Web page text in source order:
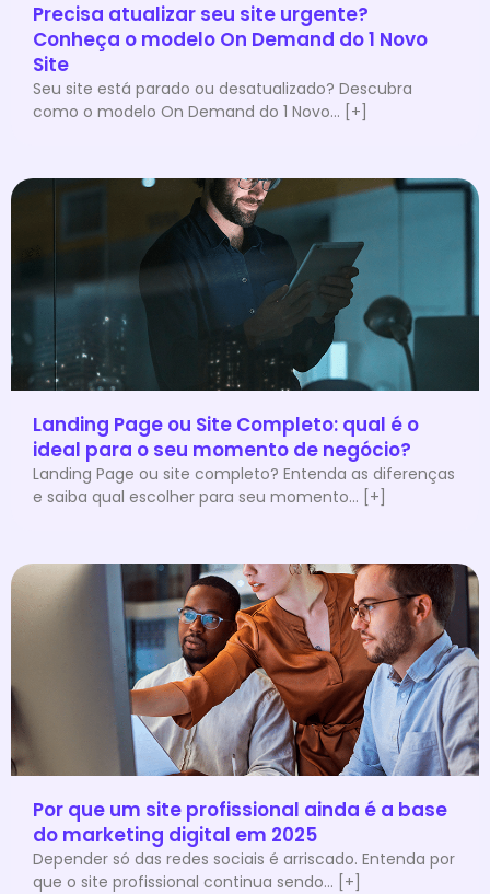
Precisa atualizar seu site urgente?
Conheça o modelo On Demand do 1 Novo
Site
Seu site está parado ou desatualizado? Descubra
como o modelo On Demand do 1 Novo... [+]
Landing Page ou Site Completo: qual é o
ideal para o seu momento de negócio?
Landing Page ou site completo? Entenda as diferenças
e saiba qual escolher para seu momento... [+]
Por que um site profissional ainda é a base
do marketing digital em 2025
Depender só das redes sociais é arriscado. Entenda por
que o site profissional continua sendo... [+]